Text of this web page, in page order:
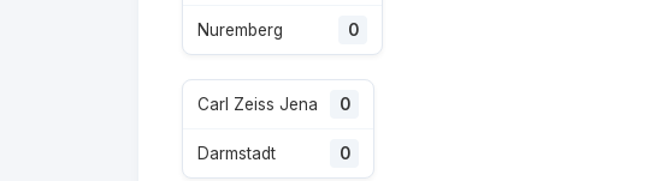
Nuremberg 0
Carl Zeiss Jena 0
Darmstadt 0